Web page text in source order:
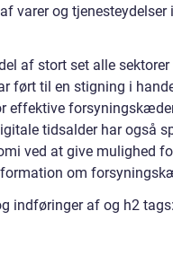
varer og tjenesteydelser i
af stort set alle sektorer
ført til en stigning i
effektive
tidsalder har også
ved at give mulighed
om
indføringer af og h2